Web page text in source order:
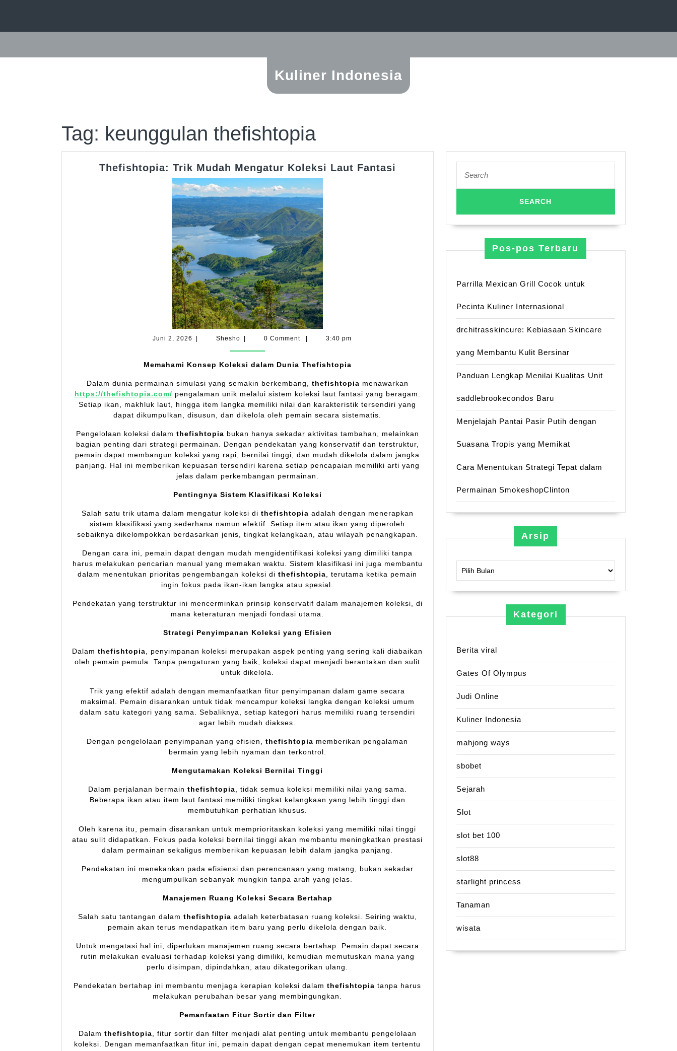
Kuliner Indonesia
Tag: keunggulan thefishtopia
Thefishtopia: Trik Mudah Mengatur Koleksi Laut Fantasi
Juni 2, 2026 Juni
SheshoShesho 0 Comment 3:40 pm
Memahami Konsep Koleksi dalam Dunia Thefishtopia
Dalam dunia permainan simulasi yang semakin berkembang, thefishtopia menawarkan
https://thefishtopia.com/ pengalaman unik melalui sistem koleksi laut fantasi yang beragam.
Setiap ikan, makhluk laut, hingga item langka memiliki nilai dan karakteristik tersendiri yang
dapat dikumpulkan, disusun, dan dikelola oleh pemain secara sistematis.
Pengelolaan koleksi dalam thefishtopia bukan hanya sekadar aktivitas tambahan, melainkan
bagian penting dari strategi permainan. Dengan pendekatan yang konservatif dan terstruktur,
pemain dapat membangun koleksi yang rapi, bernilai tinggi, dan mudah dikelola dalam jangka
panjang. Hal ini memberikan kepuasan tersendiri karena setiap pencapaian memiliki arti yang
jelas dalam perkembangan permainan.
Pentingnya Sistem Klasifikasi Koleksi
Salah satu trik utama dalam mengatur koleksi di thefishtopia adalah dengan menerapkan
sistem klasifikasi yang sederhana namun efektif. Setiap item atau ikan yang diperoleh
sebaiknya dikelompokkan berdasarkan jenis, tingkat kelangkaan, atau wilayah penangkapan.
Dengan cara ini, pemain dapat dengan mudah mengidentifikasi koleksi yang dimiliki tanpa
harus melakukan pencarian manual yang memakan waktu. Sistem klasifikasi ini juga membantu
dalam menentukan prioritas pengembangan koleksi dithefishtopia , terutama ketika pemain
ingin fokus pada ikan-ikan langka atau spesial.
Pendekatan yang terstruktur ini mencerminkan prinsip konservatif dalam manajemen koleksi, di
mana keteraturan menjadi fondasi utama.
Strategi Penyimpanan Koleksi yang Efisien
Dalamthefishtopia , penyimpanan koleksi merupakan aspek penting yang sering kali diabaikan
oleh pemain pemula. Tanpa pengaturan yang baik, koleksi dapat menjadi berantakan dan sulit
untuk dikelola.
Trik yang efektif adalah dengan memanfaatkan fitur penyimpanan dalam game secara
maksimal. Pemain disarankan untuk tidak mencampur koleksi langka dengan koleksi umum
dalam satu kategori yang sama. Sebaliknya, setiap kategori harus memiliki ruang tersendiri
agar lebih mudah diakses.
Dengan pengelolaan penyimpanan yang efisien,thefishtopia memberikan pengalaman
bermain yang lebih nyaman dan terkontrol.
Mengutamakan Koleksi Bernilai Tinggi
Dalam perjalanan bermain thefishtopia , tidak semua koleksi memiliki nilai yang sama.
Beberapa ikan atau item laut fantasi memiliki tingkat kelangkaan yang lebih tinggi dan
membutuhkan perhatian khusus.
Oleh karena itu, pemain disarankan untuk memprioritaskan koleksi yang memiliki nilai tinggi
atau sulit didapatkan. Fokus pada koleksi bernilai tinggi akan membantu meningkatkan prestasi
dalam permainan sekaligus memberikan kepuasan lebih dalam jangka panjang.
Pendekatan ini menekankan pada efisiensi dan perencanaan yang matang, bukan sekadar
mengumpulkan sebanyak mungkin tanpa arah yang jelas.
Manajemen Ruang Koleksi Secara Bertahap
Salah satu tantangan dalam thefishtopia adalah keterbatasan ruang koleksi. Seiring waktu,
pemain akan terus mendapatkan item baru yang perlu dikelola dengan baik.
Untuk mengatasi hal ini, diperlukan manajemen ruang secara bertahap. Pemain dapat secara
rutin melakukan evaluasi terhadap koleksi yang dimiliki, kemudian memutuskan mana yang
perlu disimpan, dipindahkan, atau dikategorikan ulang.
Pendekatan bertahap ini membantu menjaga kerapian koleksi dalamthefishtopia tanpa harus
melakukan perubahan besar yang membingungkan.
Pemanfaatan Fitur Sortir dan Filter
Dalam thefishtopia , fitur sortir dan filter menjadi alat penting untuk membantu pengelolaan
koleksi. Dengan memanfaatkan fitur ini, pemain dapat dengan cepat menemukan item tertentu
for:
Pos-pos Terbaru
Parrilla Mexican Grill Cocok untuk
Pecinta Kuliner Internasional
drchitrasskincure: Kebiasaan Skincare
yang Membantu Kulit Bersinar
Panduan Lengkap Menilai Kualitas Unit
saddlebrookecondos Baru
Menjelajah Pantai Pasir Putih dengan
Suasana Tropis yang Memikat
Cara Menentukan Strategi Tepat dalam
Permainan SmokeshopClinton
Arsip
Kategori
Berita viral
Gates Of Olympus
Judi Online
Kuliner Indonesia
mahjong ways
sbobet
Sejarah
Slot
slot bet 100
slot88
starlight princess
Tanaman
wisata